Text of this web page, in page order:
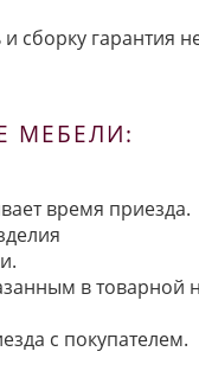
гарантия
МЕБЕЛИ:
время приезда.
в
с покупателем.